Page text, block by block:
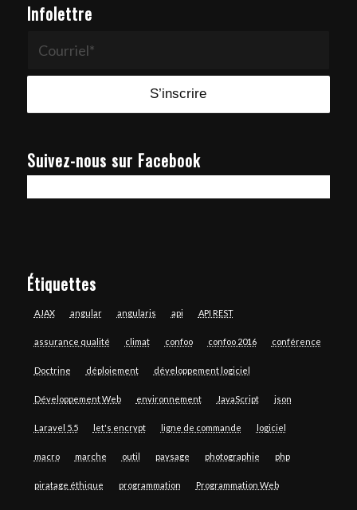
Infolettre
Suivez-nous sur Facebook
Étiquettes
AJAX angular angularjs api API REST
assurance qualité climat confoo confoo 2016 conférence
Doctrine déploiement développement logiciel
Développement Web environnement JavaScript json
Laravel 5.5 let's encrypt ligne de commande logiciel
macro marche outil paysage photographie php
piratage éthique programmation Programmation Web